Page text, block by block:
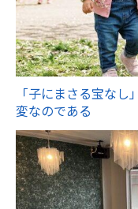
「子にまさる宝な
変なのである